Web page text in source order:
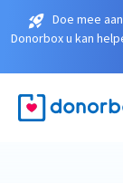
Doe mee
Donorbox u kan